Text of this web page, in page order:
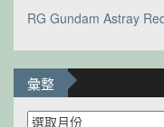
RG Gundam Astray
彙整
彙